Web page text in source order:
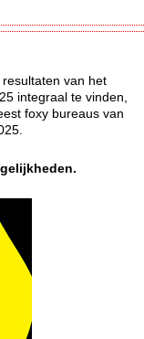
van het
integraal te vinden,
foxy bureaus van